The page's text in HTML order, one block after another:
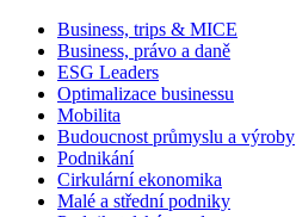
Business, trips & MICE
Business, právo a daně
ESG Leaders
Optimalizace businessu
Mobilita
Budoucnost průmyslu a výroby
Podnikání
Cirkulární ekonomika
Malé a střední podniky